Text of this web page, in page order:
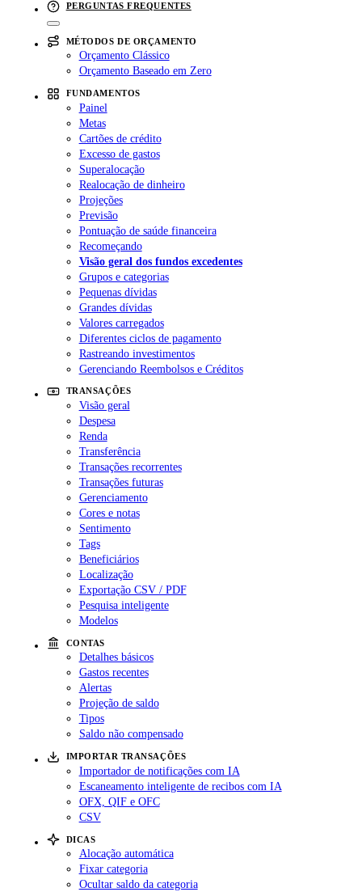
PERGUNTAS FREQUENTES
MÉTODOS DE ORÇAMENTO
Orçamento Clássico
Orçamento Baseado em Zero
FUNDAMENTOS
Painel
Metas
Cartões de crédito
Excesso de gastos
Superalocação
Realocação de dinheiro
Projeções
Previsão
Pontuação de saúde financeira
Recomeçando
Visão geral dos fundos excedentes
Grupos e categorias
Pequenas dívidas
Grandes dívidas
Valores carregados
Diferentes ciclos de pagamento
Rastreando investimentos
Gerenciando Reembolsos e Créditos
TRANSAÇÕES
Visão geral
Despesa
Renda
Transferência
Transações recorrentes
Transações futuras
Gerenciamento
Cores e notas
Sentimento
Tags
Beneficiários
Localização
Exportação CSV / PDF
Pesquisa inteligente
Modelos
CONTAS
Detalhes básicos
Gastos recentes
Alertas
Projeção de saldo
Tipos
Saldo não compensado
IMPORTAR TRANSAÇÕES
Importador de notificações com IA
Escaneamento inteligente de recibos com IA
OFX, QIF e OFC
CSV
DICAS
Alocação automática
Fixar categoria
Ocultar saldo da categoria